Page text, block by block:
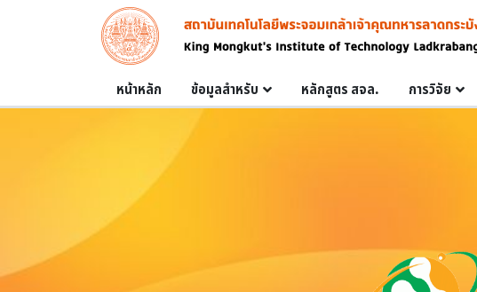
Skip to main content
Image
Main navigation
หน้าหลัก ข้อมูลสำหรับ หลักสูตร สจล. การวิจัย